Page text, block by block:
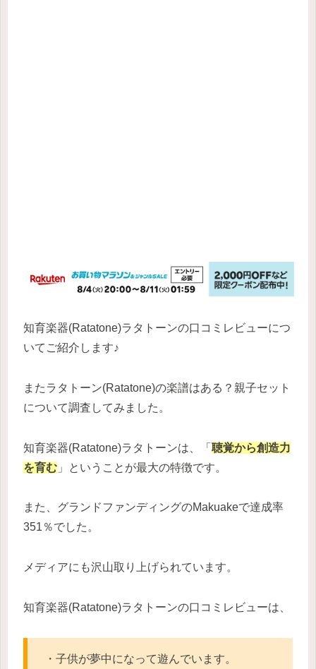
知育楽器(Ratatone)ラタトーンの口コミレビューにつ
いてご紹介します♪
またラタトーン(Ratatone)の楽譜はある？親子セット
について調査してみました。
知育楽器(Ratatone)ラタトーンは、「 聴覚から創造力
を育む 」ということが最大の特徴です。
また、グランドファンディングのMakuakeで達成率
351％でした。
メディアにも沢山取り上げられています。
知育楽器(Ratatone)ラタトーンの口コミレビューは、
・子供が夢中になって遊んでいます。